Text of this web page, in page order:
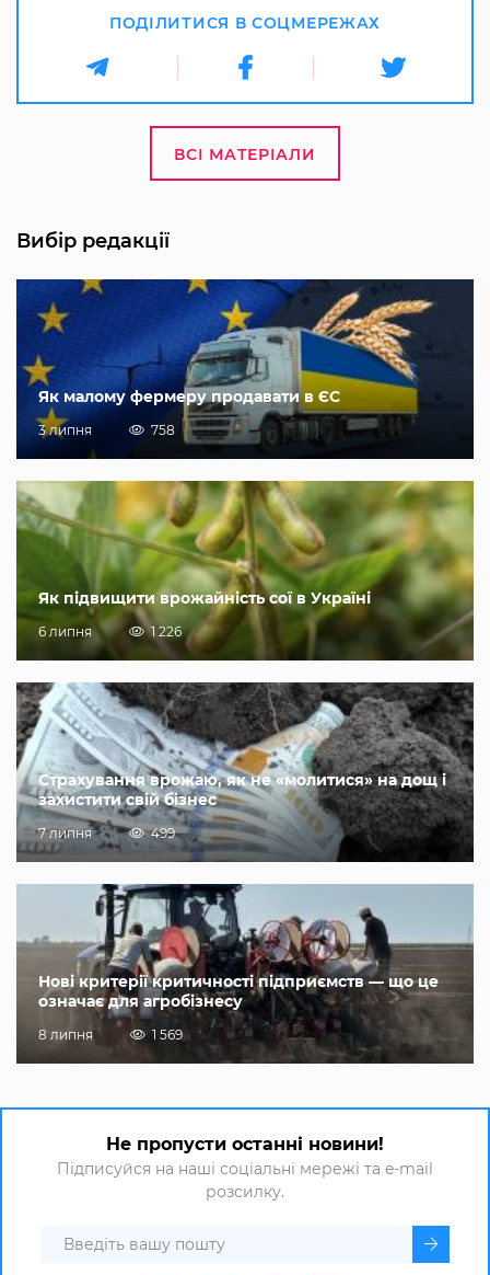
ПОДІЛИТИСЯ В СОЦМЕРЕЖАХ
ВСІ МАТЕРІАЛИ
Вибір редакції
Як малому фермеру продавати в ЄС
3 липня 758
Як підвищити врожайність сої в Україні
6 липня 1 226
Страхування врожаю, як не «молитися» на дощ і
захистити свій бізнес
7 липня 499
Нові критерії критичності підприємств — що це
означає для агробізнесу
8 липня 1 569
Не пропусти останні новини!
Підписуйся на наші соціальні мережі та e-mail
розсилку.